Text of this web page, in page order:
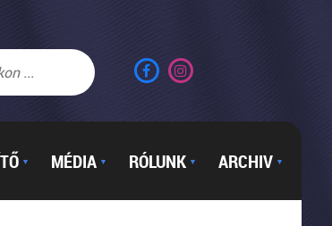
▼ MÉDIA ▼ RÓLUNK ▼ ARCHIV ▼